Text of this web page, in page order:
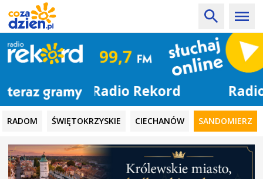
Radio Rekord
RADOM ŚWIĘTOKRZYSKIE CIECHANÓW SANDOMIERZ